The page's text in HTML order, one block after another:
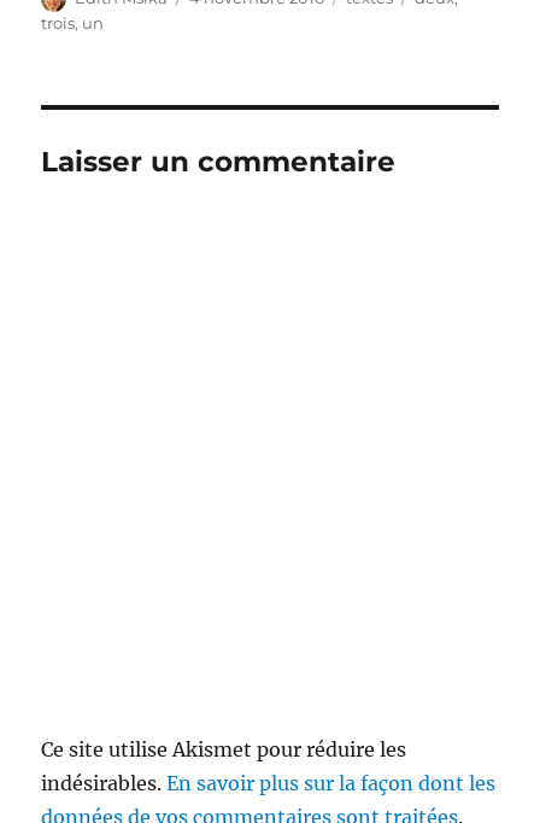
trois, un
Laisser un commentaire
Ce site utilise Akismet pour réduire les
indésirables.En savoir plus sur la façon dont les
données de vos commentaires sont traitées.